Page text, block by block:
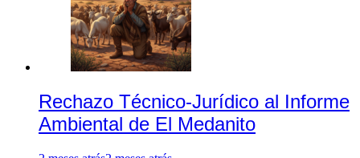
Rechazo Técnico-Jurídico al Informe
Ambiental de El Medanito